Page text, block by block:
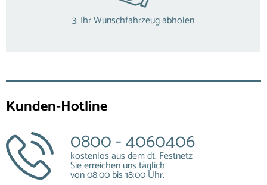
3. Ihr Wunschfahrzeug abholen
Kunden-Hotline
0800 - 4060406
kostenlos aus dem dt. Festnetz
Sie erreichen uns täglich
von 08:00 bis 18:00 Uhr.